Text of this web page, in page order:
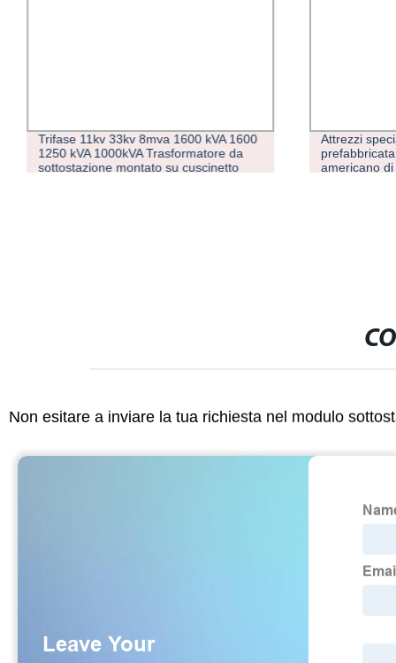
Trifase 11kv 33kv 8mva 1600 kVA 1600
1250 kVA 1000kVA Trasformatore da
sottostazione montato su cuscinetto
Attrezzi
americano
Non esitare a inviare la tua richiesta nel modulo